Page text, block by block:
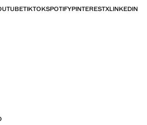
TIKTOKSPOTIFYPINTERESTXLINKEDIN